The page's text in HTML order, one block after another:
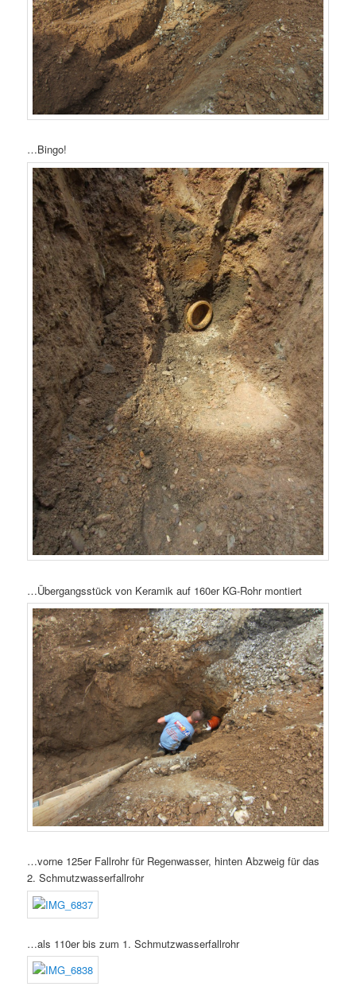
…Bingo!
…Übergangsstück von Keramik auf 160er KG-Rohr montiert
…vorne 125er Fallrohr für Regenwasser, hinten Abzweig für das
2. Schmutzwasserfallrohr
…als 110er bis zum 1. Schmutzwasserfallrohr